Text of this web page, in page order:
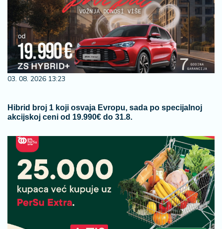
03. 08. 2026 13:23
Hibrid broj 1 koji osvaja Evropu, sada po specijalnoj
akcijskoj ceni od 19.990€ do 31.8.